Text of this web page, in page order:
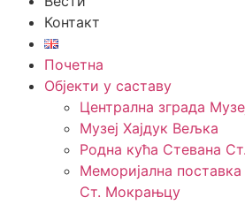
Контакт
Почетна
Објекти у саставу
Централна зграда
Музеј Хајдук Вељка
Родна кућа Стевана
Меморијална
Ст. Мокрањцу